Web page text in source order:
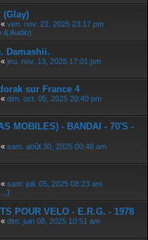
« ven. nov. 21, 2025 23:17 pm
& Audio)
Damashii.
« jeu. nov. 13, 2025 17:01 pm
sur France 4
« dim. oct. 05, 2025 20:40 pm
MOBILES) - BANDAI - 70'S -
« sam. août 30, 2025 00:48 am
« sam. juil. 05, 2025 08:23 am
POUR VELO - E.R.G. - 1978
« dim. juin 08, 2025 10:51 am